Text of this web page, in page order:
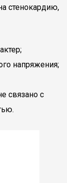
стенокардию,
напряжения;
связано с